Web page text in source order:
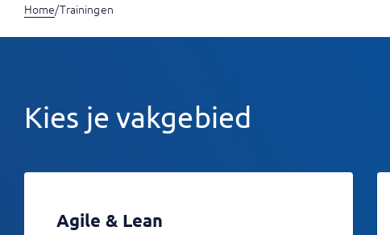
Home/Trainingen
Kies je vakgebied
Agile & Lean